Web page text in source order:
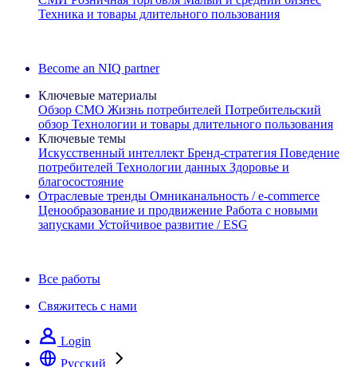
Техника и товары длительного пользования
Become an NIQ partner
Ключевые материалы
Обзор CMO Жизнь потребителей Потребительский
обзор Технологии и товары длительного пользования
Ключевые темы
Искусственный интеллект Бренд‑стратегия Поведение
потребителей Технологии данных Здоровье и
благосостояние
Отраслевые тренды Омниканальность / e‑commerce
Ценообразование и продвижение Работа с новыми
запусками Устойчивое развитие / ESG
Все работы
Свяжитесь с нами
Login
Pусский